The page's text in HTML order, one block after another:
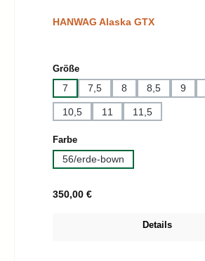
HANWAG Alaska GTX
Größeauswählen
7 7,5 8 8,5 9
10,5 11 11,5
Farbeauswählen
56/erde-bown
Regulärer Preis:
350,00 €
Details